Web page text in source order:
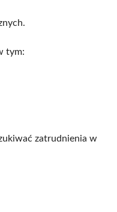
tym:
zatrudnienia w